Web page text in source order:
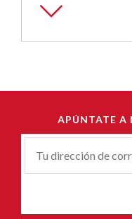
APÚNTATE A
Correu-